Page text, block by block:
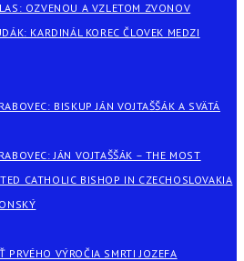
OZVENOU A VZLETOM ZVONOV
KARDINÁL KOREC ČLOVEK MEDZI
BISKUP JÁN VOJTAŠŠÁK A SVÄTÁ
JÁN VOJTAŠŠÁK – THE MOST
CATHOLIC BISHOP IN CZECHOSLOVAKIA
PRVÉHO VÝROČIA SMRTI JOZEFA